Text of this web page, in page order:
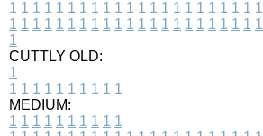
1 1 1 1 1 1 1 1 1 1 1 1 1 1 1 1 1 1 1 1 1 1
1 1 1 1 1 1 1 1 1 1 1 1 1 1 1 1 1 1 1 1 1 1
1
CUTTLY OLD:
1
1 1 1 1 1 1 1 1 1 1
MEDIUM:
1 1 1 1 1 1 1 1 1 1